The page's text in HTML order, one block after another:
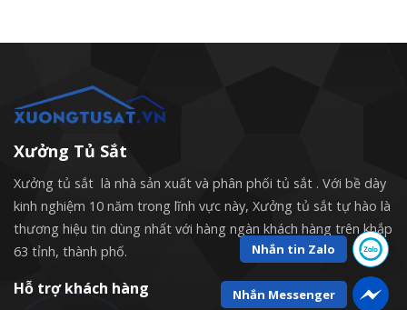
Xưởng Tủ Sắt
Xưởng tủ sắt là nhà sản xuất và phân phối tủ sắt . Với bề dày
kinh nghiệm 10 năm trong lĩnh vực này, Xưởng tủ sắt tự hào là
thương hiệu tin dùng nhất với hàng ngàn khách hàng trên khắp
63 tỉnh, thành phố.
Hỗ trợ khách hàng
Nhắn tin Zalo
Nhắn Messenger